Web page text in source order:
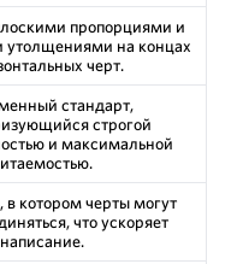
пропорциями и
утолщениями на концах
черт.
стандарт,
строгой
и максимальной
в котором черты могут
что ускоряет
написание.